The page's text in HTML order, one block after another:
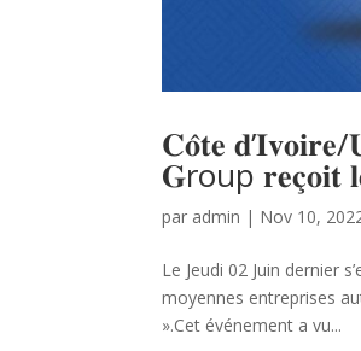
𝐂𝐨̂𝐭𝐞
𝐆roup 𝐫𝐞𝐜̧𝐨𝐢𝐭
par admin | Nov 10,
Le Jeudi 02 Juin dernier
moyennes entreprises
».Cet événement a vu...